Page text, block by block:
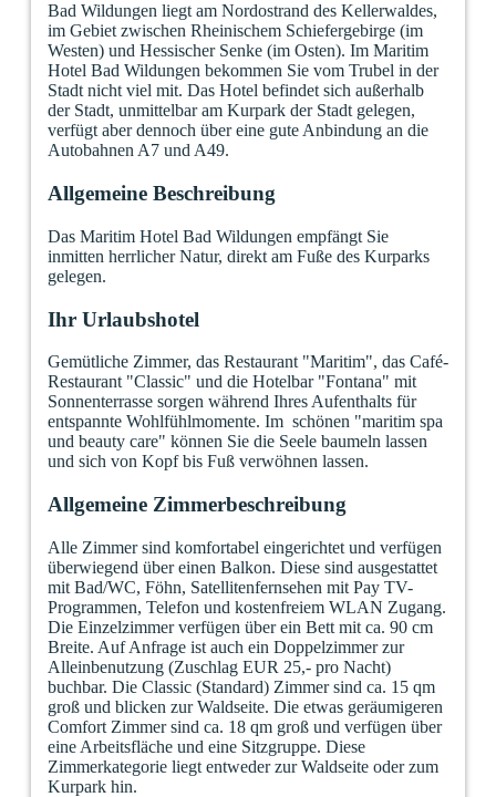
Bad Wildungen liegt am Nordostrand des Kellerwaldes,
im Gebiet zwischen Rheinischem Schiefergebirge (im
Westen) und Hessischer Senke (im Osten). Im Maritim
Hotel Bad Wildungen bekommen Sie vom Trubel in der
Stadt nicht viel mit. Das Hotel befindet sich außerhalb
der Stadt, unmittelbar am Kurpark der Stadt gelegen,
verfügt aber dennoch über eine gute Anbindung an die
Autobahnen A7 und A49.
Allgemeine Beschreibung
Das Maritim Hotel Bad Wildungen empfängt Sie
inmitten herrlicher Natur, direkt am Fuße des Kurparks
gelegen.
Ihr Urlaubshotel
Gemütliche Zimmer, das Restaurant "Maritim", das Café-
Restaurant "Classic" und die Hotelbar "Fontana" mit
Sonnenterrasse sorgen während Ihres Aufenthalts für
entspannte Wohlfühlmomente. Im schönen "maritim spa
und beauty care" können Sie die Seele baumeln lassen
und sich von Kopf bis Fuß verwöhnen lassen.
Allgemeine Zimmerbeschreibung
Alle Zimmer sind komfortabel eingerichtet und verfügen
überwiegend über einen Balkon. Diese sind ausgestattet
mit Bad/WC, Föhn, Satellitenfernsehen mit Pay TV-
Programmen, Telefon und kostenfreiem WLAN Zugang.
Die Einzelzimmer verfügen über ein Bett mit ca. 90 cm
Breite. Auf Anfrage ist auch ein Doppelzimmer zur
Alleinbenutzung (Zuschlag EUR 25,- pro Nacht)
buchbar. Die Classic (Standard) Zimmer sind ca. 15 qm
groß und blicken zur Waldseite. Die etwas geräumigeren
Comfort Zimmer sind ca. 18 qm groß und verfügen über
eine Arbeitsfläche und eine Sitzgruppe. Diese
Zimmerkategorie liegt entweder zur Waldseite oder zum
Kurpark hin.